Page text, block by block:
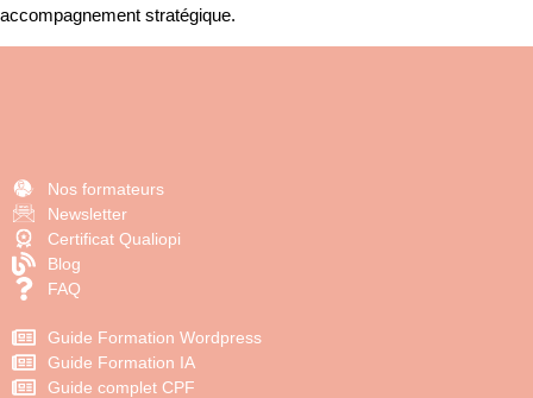
accompagnement stratégique.
Nos formateurs
Newsletter
Certificat Qualiopi
Blog
FAQ
Guide Formation Wordpress
Guide Formation IA
Guide complet CPF